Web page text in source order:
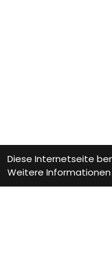
Diese Internetseite
Weitere Informationen